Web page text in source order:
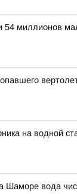
54 миллионов
на водной
вода